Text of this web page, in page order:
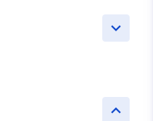
keyboard_arrow_down
keyboard_arrow_up